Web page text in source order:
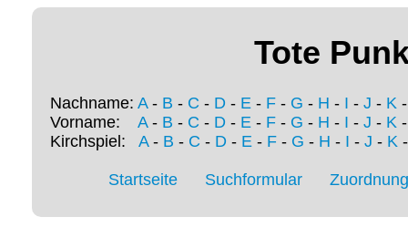
Tote
Nachname: A- B - C - D - E - F - G - H - I - J - K
Vorname: A- B - C - D - E - F - G - H - I - J - K
Kirchspiel: A- B - C - D- E- F- G - H - I - J - K
Startseite Suchformular